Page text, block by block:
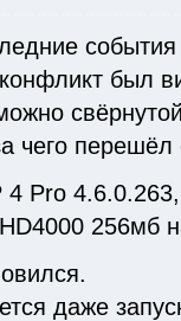
был
чего перешёл
4 Pro
256мб
даже